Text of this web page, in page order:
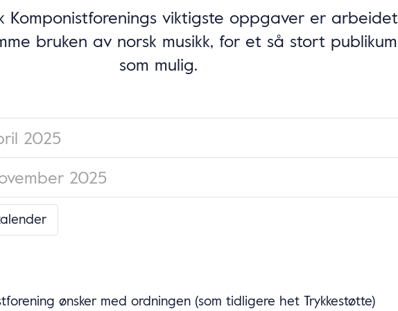
Komponistforenings viktigste oppgaver er arbeidet
bruken av norsk musikk, for et så stort publikum
som mulig.
2025
2025
ønsker med ordningen (som tidligere het Trykkestøtte)